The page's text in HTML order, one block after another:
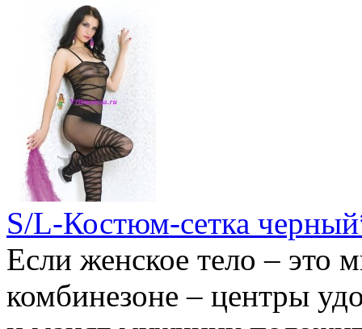
S/L-Костюм-сетка
Если женское тело – это
комбинезоне – центры